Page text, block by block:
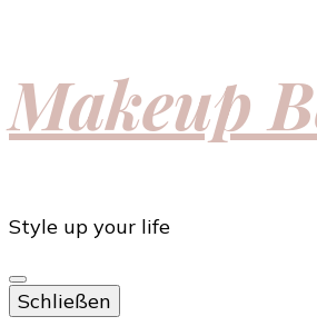
Makeup
Style up your life
Schließen